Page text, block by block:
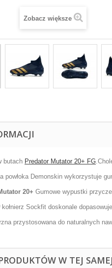
Zobacz większe
butach Predator Mutator 20+ FG
powłoka Demonskin wykorzystuje
20+ Gumowe wypustki
kołnierz Sockfit doskonale
przystosowana do naturalnych
W TEJ